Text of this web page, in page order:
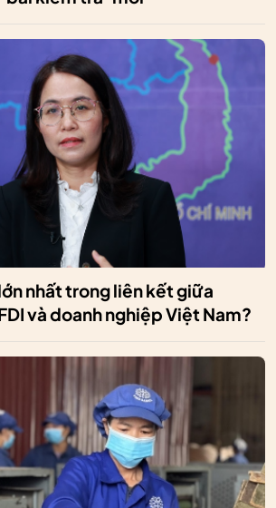
nhất trong liên kết giữa
và doanh nghiệp Việt Nam?